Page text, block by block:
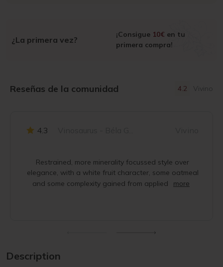
¿La primera vez?
¡Consigue 10€ en tu
primera compra!
Reseñas de la comunidad 4.2 Vivino
4.3
Restrained, more minerality focussed style over
elegance, with a white fruit character, some oatmeal
and some complexity gained from applied
more
Description